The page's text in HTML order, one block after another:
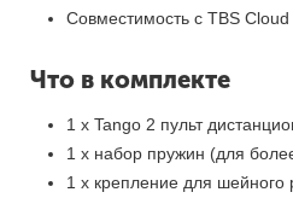
Совместимость с TBS Cloud
Что в комплекте
1 х Tango 2 пульт
1 х набор пружин (для
1 х крепление для шейного